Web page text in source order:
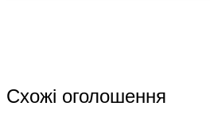
Схожі оголошення